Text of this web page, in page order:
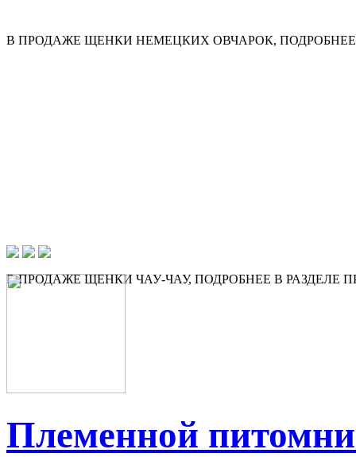
В ПРОДАЖЕ ЩЕНКИ НЕМЕЦКИХ ОВЧАРОК, ПОДРОБНЕЕ
В ПРОДАЖЕ ЩЕНКИ ЧАУ-ЧАУ, ПОДРОБНЕЕ В РАЗДЕЛЕ
Племенной